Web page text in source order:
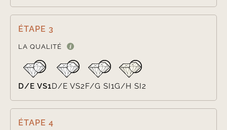
ÉTAPE 3
LA QUALITÉ
D/E VS1D/E VS2 F/G SI1G/H SI2
ÉTAPE 4